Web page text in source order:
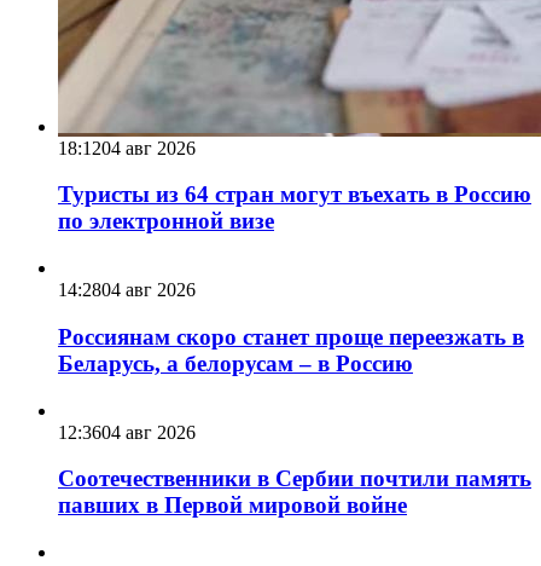
18:1204 авг 2026
Туристы из 64 стран могут въехать в Россию
по электронной визе
14:2804 авг 2026
Россиянам скоро станет проще переезжать в
Беларусь, а белорусам – в Россию
12:3604 авг 2026
Соотечественники в Сербии почтили память
павших в Первой мировой войне